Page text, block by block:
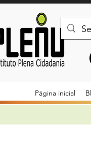
Página inicial